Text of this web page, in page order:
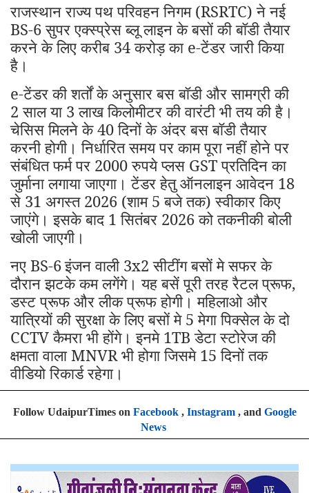
राजस्थान राज्य पथ परिवहन निगम (RSRTC) ने नई
BS-6 सुपर एक्स्प्रेस ब्लू लाइन के बसों की बॉडी तैयार
करने के लिए करीब 34 करोड़ का e-टेंडर जारी किया
है।
e-टेंडर की शर्तों के अनुसार बस बॉडी और सामग्री की
2 साल या 3 लाख किलोमीटर की वारंटी भी तय की है।
चेसिस मिलने के 40 दिनों के अंदर बस बॉडी तैयार
करनी होगी। निर्धारित समय पर काम पूरा नहीं होने पर
संबंधित फर्म पर 2000 रुपये प्लस GST प्रतिदिन का
जुर्माना लगाया जाएगा। टेंडर हेतु ऑनलाइन आवेदन 18
से 31 अगस्त 2026 (शाम 5 बजे तक) स्वीकार किए
जाएंगे। इसके बाद 1 सितंबर 2026 को तकनीकी बोली
खोली जाएगी।
नए BS-6इंजन वाली 3x2 सीटींग बसों मे सफर के
दौरान झटके कम लगेंगे। यह बसें पूरी तरह रैटल प्रूफ,
डस्ट प्रूफ और लीक प्रूफ होगी। महिलाओ और
यात्रियों की सुरक्षा के लिए बसों मे 5 मेगा पिक्सेल के दो
CCTV कैमरा भी होंगे। इनमे 1TB डेटा स्टोरेज की
क्षमता वाला MNVR भी होगा जिसमे 15 दिनों तक
वीडियो रिकार्ड रहेगा।
Follow UdaipurTimes on Facebook, Instagram, and Google
News